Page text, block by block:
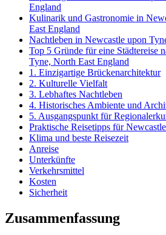
England
Kulinarik und Gastronomie in
East England
Nachtleben in Newcastle upon
Top 5 Gründe für eine Städtereise
Tyne, North East England
1. Einzigartige Brückenarchitektur
2. Kulturelle Vielfalt
3. Lebhaftes Nachtleben
4. Historisches Ambiente und
5. Ausgangspunkt für
Praktische Reisetipps für
Klima und beste Reisezeit
Anreise
Unterkünfte
Verkehrsmittel
Kosten
Sicherheit
Zusammenfassung